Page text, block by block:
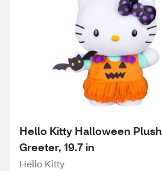
Hello Kitty Halloween Plush
Greeter, 19.7 in
Hello Kitty